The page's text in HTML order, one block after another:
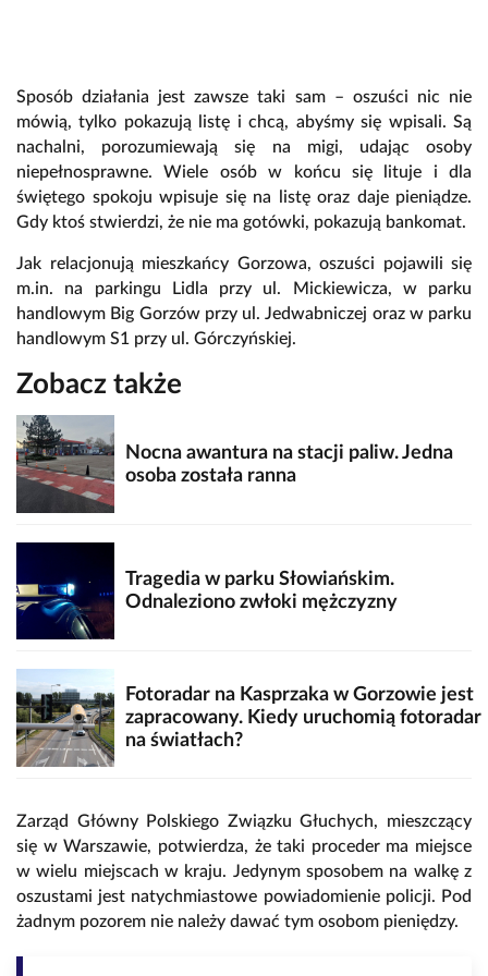
Sposób działania jest zawsze taki sam – oszuści nic nie
mówią, tylko pokazują listę i chcą, abyśmy się wpisali. Są
nachalni, porozumiewają się na migi, udając osoby
niepełnosprawne. Wiele osób w końcu się lituje i dla
świętego spokoju wpisuje się na listę oraz daje pieniądze.
Gdy ktoś stwierdzi, że nie ma gotówki, pokazują bankomat.
Jak relacjonują mieszkańcy Gorzowa, oszuści pojawili się
m.in. na parkingu Lidla przy ul. Mickiewicza, w parku
handlowym Big Gorzów przy ul. Jedwabniczej oraz w parku
handlowym S1 przy ul. Górczyńskiej.
Zobacz także
Nocna awantura na stacji paliw. Jedna
osoba została ranna
Tragedia w parku Słowiańskim.
Odnaleziono zwłoki mężczyzny
Fotoradar na Kasprzaka w Gorzowie jest
zapracowany. Kiedy uruchomią fotoradar
na światłach?
Zarząd Główny Polskiego Związku Głuchych, mieszczący
się w Warszawie, potwierdza, że taki proceder ma miejsce
w wielu miejscach w kraju. Jedynym sposobem na walkę z
oszustami jest natychmiastowe powiadomienie policji. Pod
żadnym pozorem nie należy dawać tym osobom pieniędzy.